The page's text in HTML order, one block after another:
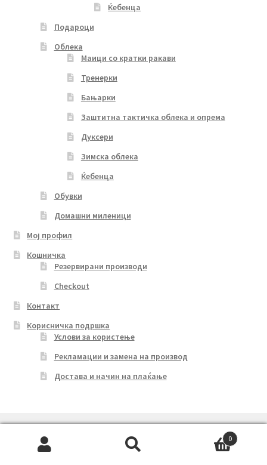
Ќебенца
Подароци
Облека
Маици со кратки ракави
Тренерки
Бањарки
Заштитна тактичка облека и опрема
Дуксери
Зимска облека
Ќебенца
Обувки
Домашни миленици
Мој профил
Кошничка
Резервирани производи
Checkout
Контакт
Корисничка подршка
Услови за користење
Рекламации и замена на производ
Достава и начин на плаќање
0